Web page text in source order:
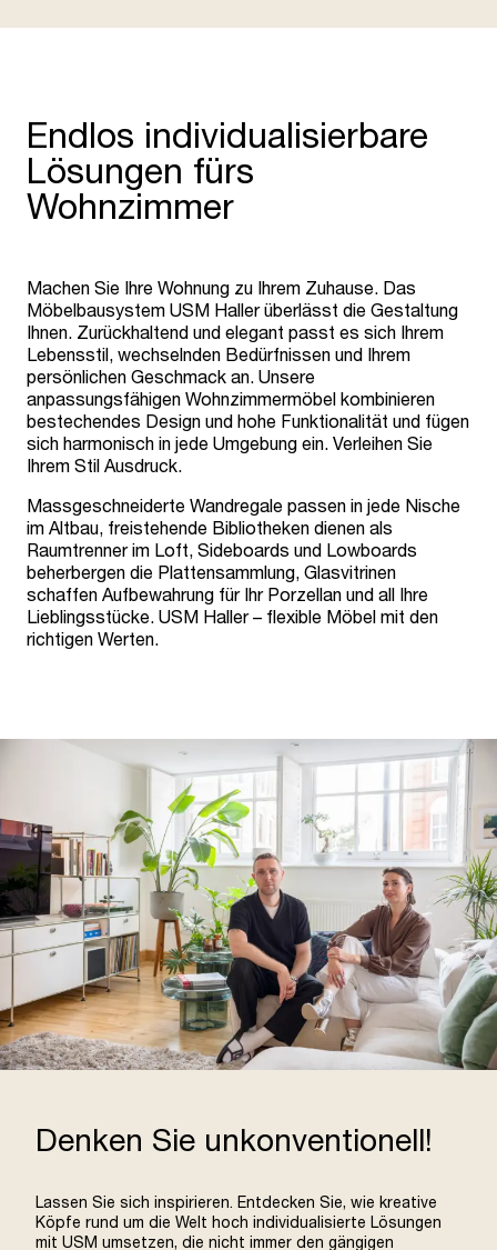
Endlos individualisierbare
Lösungen fürs
Wohnzimmer
Machen Sie Ihre Wohnung zu Ihrem Zuhause. Das
Möbelbausystem USM Haller überlässt die Gestaltung
Ihnen. Zurückhaltend und elegant passt es sich Ihrem
Lebensstil, wechselnden Bedürfnissen und Ihrem
persönlichen Geschmack an. Unsere
anpassungsfähigen Wohnzimmermöbel kombinieren
bestechendes Design und hohe Funktionalität und fügen
sich harmonisch in jede Umgebung ein. Verleihen Sie
Ihrem Stil Ausdruck.
Massgeschneiderte Wandregale passen in jede Nische
im Altbau, freistehende Bibliotheken dienen als
Raumtrenner im Loft, Sideboards und Lowboards
beherbergen die Plattensammlung, Glasvitrinen
schaffen Aufbewahrung für Ihr Porzellan und all Ihre
Lieblingsstücke. USM Haller – flexible Möbel mit den
richtigen Werten.
Denken Sie unkonventionell!
Lassen Sie sich inspirieren. Entdecken Sie, wie kreative
Köpfe rund um die Welt hoch individualisierte Lösungen
mit USM umsetzen, die nicht immer den gängigen